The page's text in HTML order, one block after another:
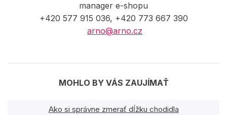
manager e-shopu
+420 577 915 036, +420 773 667 390
arno@arno.cz
MOHLO BY VÁS ZAUJÍMAŤ
Ako si správne zmerať dĺžku chodidla